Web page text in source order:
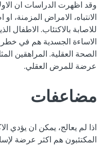
وقد اظهرت الدراسات ان
الانتباه، الامراض
للاصابة بالاكتئاب. الاطفال
الاساءة الجسدية هم في خطر
الصحة العقلية. المراهقين
عرضة للمرض العقلي.
مضاعفات
اذا لم يعالج، يمكن ان يؤدي
المكتئبون هم اكثر عرضة